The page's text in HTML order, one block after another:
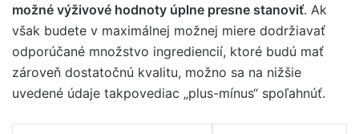
možné výživové hodnoty úplne presne stanoviť. Ak
však budete v maximálnej možnej miere dodržiavať
odporúčané množstvo ingrediencií, ktoré budú mať
zároveň dostatočnú kvalitu, možno sa na nižšie
uvedené údaje takpovediac „plus-mínus“ spoľahnúť.